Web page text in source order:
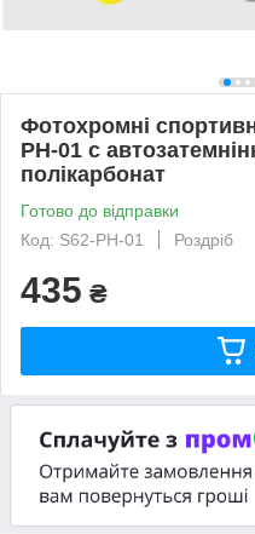
Фотохромні
PH-01 с
полікарбонат
Готово до відправки
Код: S62-PH-01
Роздріб
435 ₴